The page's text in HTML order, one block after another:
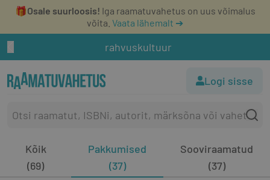
🎁Osale suurloosis! Iga raamatuvahetus on uus võimalus
võita. Vaata lähemalt ➔
rahvuskultuur
Logi sisse
Kõik
(69)
Pakkumised
(37)
Sooviraamatud
(37)